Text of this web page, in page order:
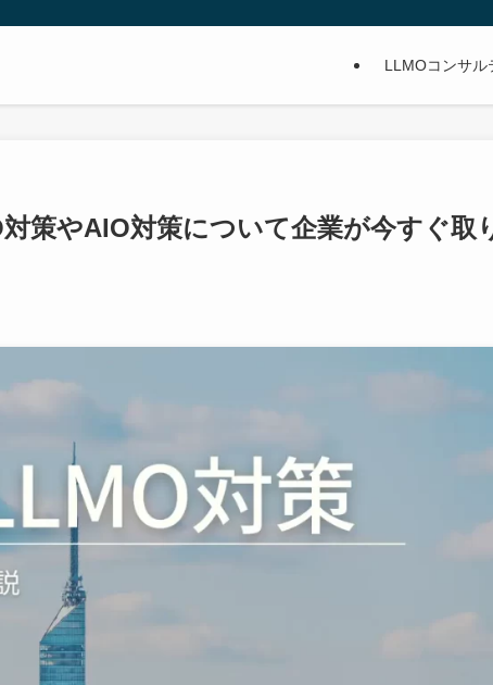
LLMOコンサル
策やAIO対策について企業が今すぐ取